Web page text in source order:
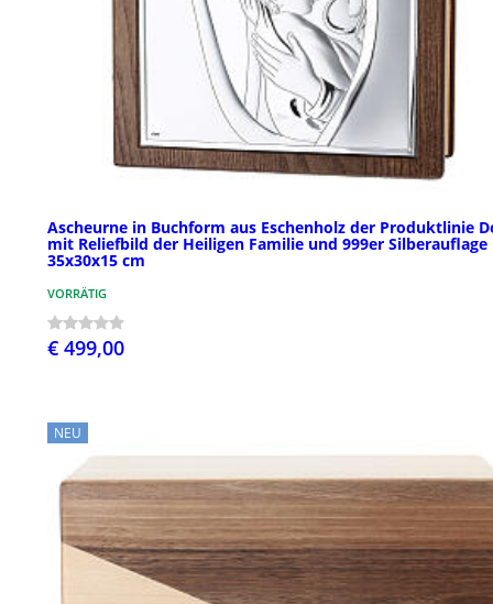
Ascheurne in Buchform aus Eschenholz der Produktlinie
mit Reliefbild der Heiligen Familie und 999er Silberauflage
35x30x15 cm
VORRÄTIG
€ 499,00
NEU